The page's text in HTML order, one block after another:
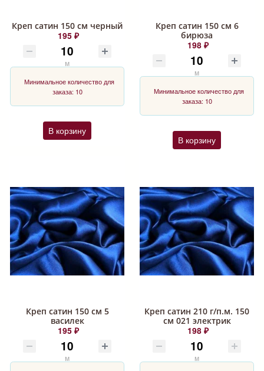
Креп сатин 150 см черный
195 ₽
м
Минимальное количество для
заказа: 10
В корзину
Креп сатин 150 см 6
бирюза
198 ₽
м
Минимальное количество для
заказа: 10
В корзину
Креп сатин 150 см 5
василек
195 ₽
м
Креп сатин 210 г/п.м. 150
см 021 электрик
198 ₽
м